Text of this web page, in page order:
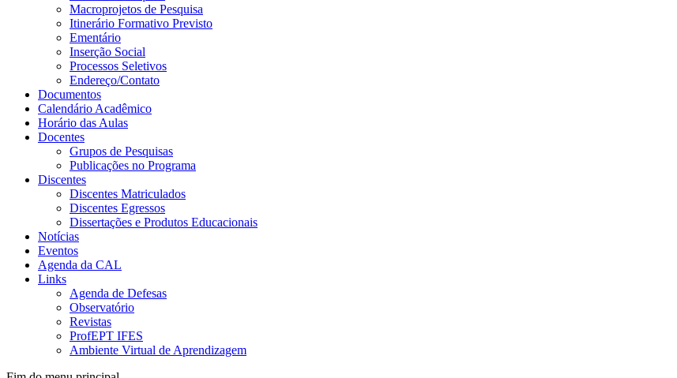
Macroprojetos de Pesquisa
Itinerário Formativo Previsto
Ementário
Inserção Social
Processos Seletivos
Endereço/Contato
Documentos
Calendário Acadêmico
Horário das Aulas
Docentes
Grupos de Pesquisas
Publicações no Programa
Discentes
Discentes Matriculados
Discentes Egressos
Dissertações e Produtos Educacionais
Notícias
Eventos
Agenda da CAL
Links
Agenda de Defesas
Observatório
Revistas
ProfEPT IFES
Ambiente Virtual de Aprendizagem